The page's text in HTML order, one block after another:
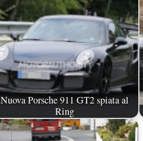
Nuova Porsche 911 GT2 spiata al
Ring